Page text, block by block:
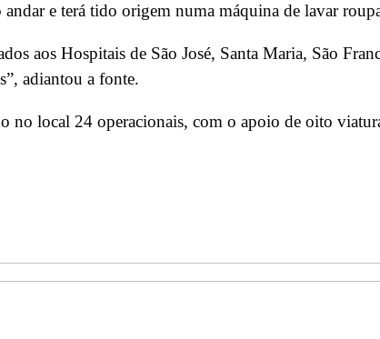
e terá tido origem numa máquina de lavar
aos Hospitais de São José, Santa Maria, São
adiantou a fonte.
no local 24 operacionais, com o apoio de oito